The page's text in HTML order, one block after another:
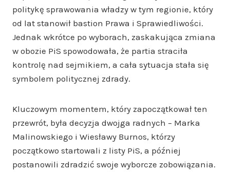
politykę sprawowania władzy w tym regionie, który
od lat stanowił bastion Prawa i Sprawiedliwości.
Jednak wkrótce po wyborach, zaskakująca zmiana
w obozie PiS spowodowała, że partia straciła
kontrolę nad sejmikiem, a cała sytuacja stała się
symbolem politycznej zdrady.
Kluczowym momentem, który zapoczątkował ten
przewrót, była decyzja dwojga radnych – Marka
Malinowskiego i Wiesławy Burnos, którzy
początkowo startowali z listy PiS, a później
postanowili zdradzić swoje wyborcze zobowiązania.